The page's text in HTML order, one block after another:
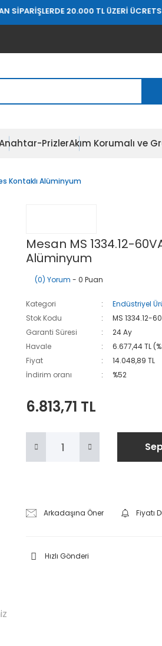
20.000 TL ÜZERİ ÜCRETSİZ
PrizlerAkım Korumalı ve
Kontaklı Alüminyum
Mesan MS 1334.12-
Alüminyum
(0) Yorum - 0 Puan
Kategori
Endüstriyel
Stok Kodu
MS 1334.12-
Garanti Süresi
24 Ay
Havale
6.677,44 TL
Fiyat
14.048,89 TL
İndirim oranı
%52
6.813,71 TL
Arkadaşına Öner Fiyatı
Hızlı Gönderi